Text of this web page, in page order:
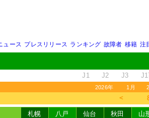
ュース プレスリリース ランキング 故障者 移籍 注
J1 J2 J3
2026年 1月
＜
札幌 八戸 仙台 秋田 山